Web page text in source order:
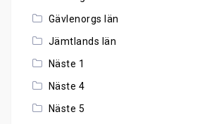
Gävlenorgs län
Jämtlands län
Näste 1
Näste 4
Näste 5